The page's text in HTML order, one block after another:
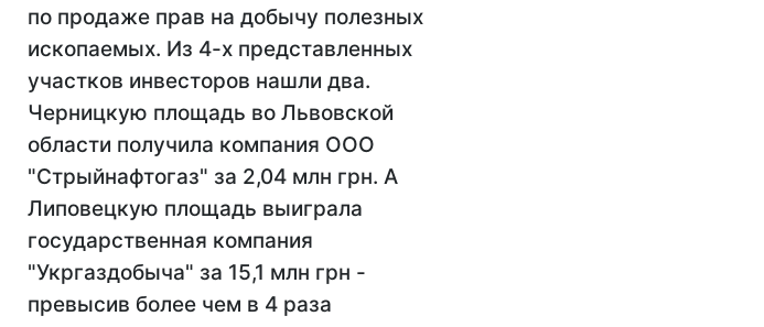
по продаже прав на добычу полезных
ископаемых. Из 4-х представленных
участков инвесторов нашли два.
Черницкую площадь во Львовской
области получила компания ООО
"Стрыйнафтогаз" за 2,04 млн грн. А
Липовецкую площадь выиграла
государственная компания
"Укргаздобыча" за 15,1 млн грн -
превысив более чем в 4 раза